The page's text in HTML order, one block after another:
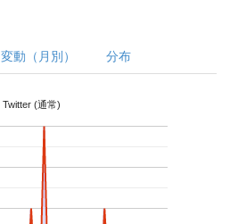
変動（月別） 分布
Twitter (通常)